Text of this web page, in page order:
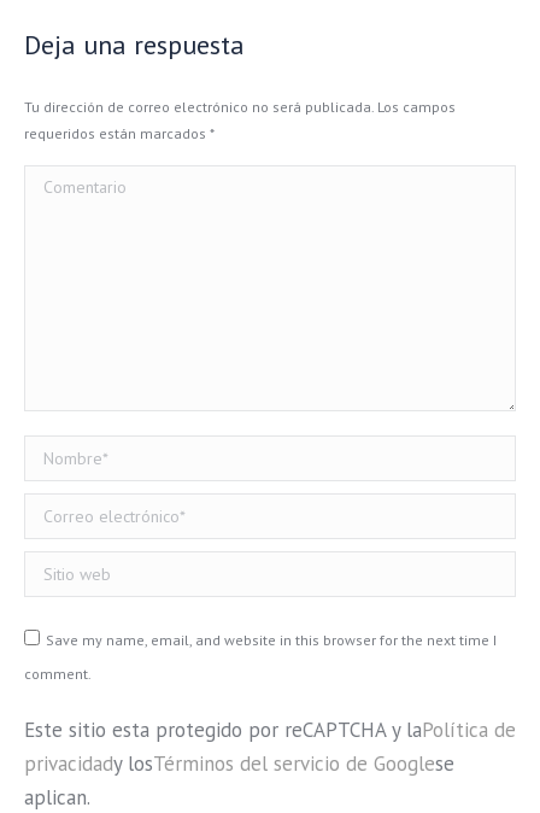
Deja una respuesta
Tu dirección de correo electrónico no será publicada. Los campos
requeridos están marcados *
Comentario
Nombre *
Correo electrónico *
Sitio web
Save my name, email, and website in this browser for the next time I
comment.
Este sitio esta protegido por reCAPTCHA y laPolítica de
privacidady losTérminos del servicio de Googlese
aplican.